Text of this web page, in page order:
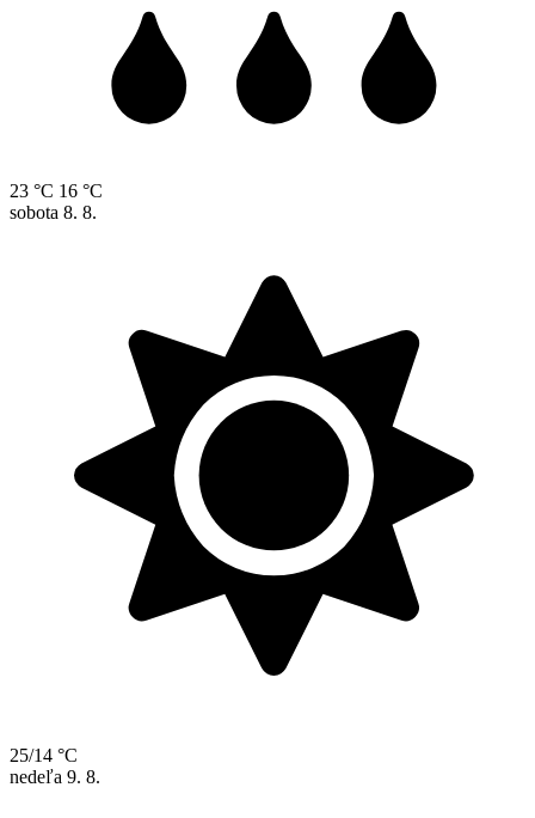
23 °C 16 °C
sobota 8. 8.
25/14 °C
nedeľa 9. 8.